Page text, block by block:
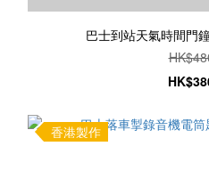
巴士到站天氣時間門
香港製作